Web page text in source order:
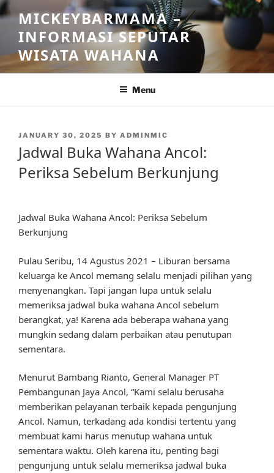
Skip
to
content
MICKEYBARMAMA –
INFORMASI SEPUTAR
WISATA WAHANA
Menu
POSTED
JANUARY 30, 2025 BY ADMINMIC
Jadwal Buka Wahana Ancol:
Periksa Sebelum Berkunjung
Jadwal Buka Wahana Ancol: Periksa Sebelum
Berkunjung
Pulau Seribu, 14 Agustus 2021 – Liburan bersama
keluarga ke Ancol memang selalu menjadi pilihan yang
menyenangkan. Tapi jangan lupa untuk selalu
memeriksa jadwal buka wahana Ancol sebelum
berangkat, ya! Karena ada beberapa wahana yang
mungkin sedang dalam perbaikan atau penutupan
sementara.
Menurut Bambang Rianto, General Manager PT
Pembangunan Jaya Ancol, “Kami selalu berusaha
memberikan pelayanan terbaik kepada pengunjung
Ancol. Namun, terkadang ada kondisi tertentu yang
membuat kami harus menutup wahana untuk
sementara waktu. Oleh karena itu, penting bagi
pengunjung untuk selalu memeriksa jadwal buka